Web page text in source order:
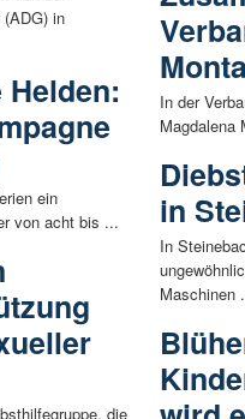
in
ein
von acht bis ...
die
In der
Magdalena
in
In
Maschinen